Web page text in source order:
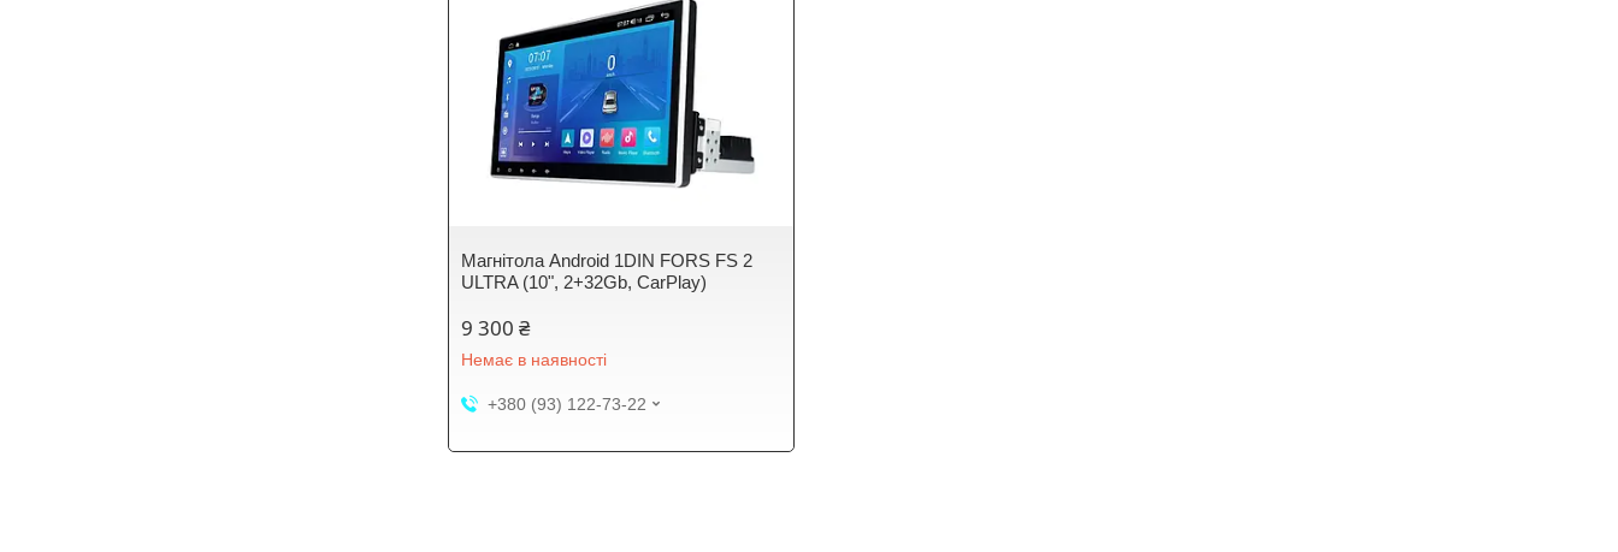
Магнітола Android 1DIN FORS FS 2
ULTRA (10", 2+32Gb, CarPlay)
9 300 ₴
Немає в наявності
+380 (93) 122-73-22